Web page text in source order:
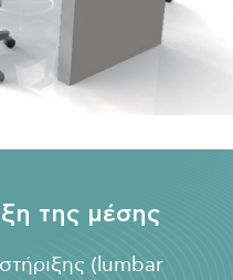
της μέσης
(lumbar